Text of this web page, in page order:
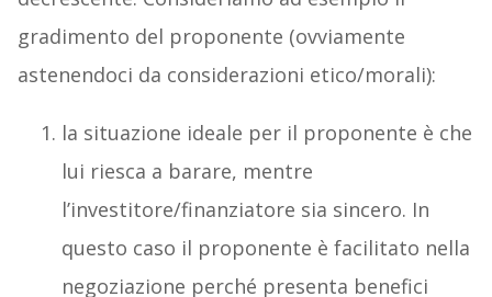
gradimento del proponente (ovviamente
astenendoci da considerazioni etico/morali):
la situazione ideale per il proponente è che
lui riesca a barare, mentre
l’investitore/finanziatore sia sincero. In
questo caso il proponente è facilitato nella
negoziazione perché presenta benefici